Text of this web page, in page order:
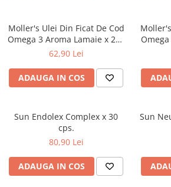
Sedative
Antistres si anxietate
Afectiuni oftalmologice
Afectiuni osteo-musculo-articulare
Afectiuni respiratorii
Antitusive
Afectiuni endocrine
Afectiuni hepato-biliare
Protectoare si detoxifiante
Afectiuni metabolice
Anemie
Afectiuni neurovegetative
Neuropatii
Fructe uscate sau confiate
Seminte si nuci
Suplimente pentru sportivi
Batoane proteice
Uleiuri esentiale
Uleiuri si unturi
Antiescare
Cearsafuri
Perne medicinale
Sonda
Spalare fara clatire
Ingrijire la domiciliu
Moller's Ulei Din Ficat De Cod
Omega 3 Aroma Lamaie x 250
ml
62,90 Lei
ADAUGA IN COS
Sun Endolex Complex x 30
cps.
80,90 Lei
ADAUGA IN COS
Sun